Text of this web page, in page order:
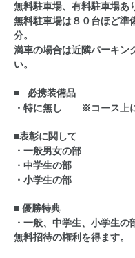
無料駐車場、有料駐車場あ
無料駐車場は８０台ほど準
分。
満車の場合は近隣パーキン
い。
■ 必携装備品
・特に無し
※コース上
■表彰に関して
・一般男女の部
・中学生の部
・小学生の部
■ 優勝特典
・一般、中学生、小学生
無料招待の権利を得ます。